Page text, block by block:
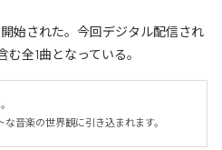
開始された。今回デジタル配信され
む全1曲となっている。
音楽の世界観に引き込まれます。